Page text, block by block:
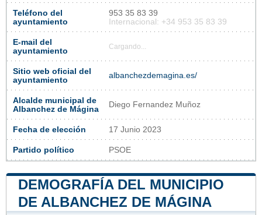
Teléfono del
ayuntamiento
953 35 83 39
Internacional: +34 953 35 83 39
E-mail del
ayuntamiento
Cargando...
Sitio web oficial del
ayuntamiento
albanchezdemagina.es/
Alcalde municipal de
Albanchez de Mágina
Diego Fernandez Muñoz
Fecha de elección 17 Junio 2023
Partido político PSOE
DEMOGRAFÍA DEL MUNICIPIO
DE ALBANCHEZ DE MÁGINA